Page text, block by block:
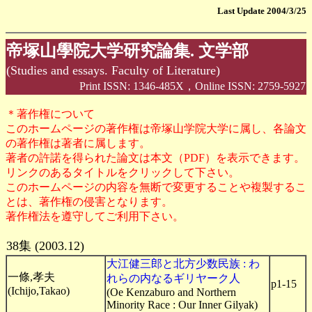
Last Update 2004/3/25
帝塚山學院大学研究論集. 文学部
(Studies and essays. Faculty of Literature)
Print ISSN: 1346-485X，Online ISSN: 2759-5927
＊著作権について
このホームページの著作権は帝塚山学院大学に属し、各論文
の著作権は著者に属します。
著者の許諾を得られた論文は本文（PDF）を表示できます。
リンクのあるタイトルをクリックして下さい。
このホームページの内容を無断で変更することや複製するこ
とは、著作権の侵害となります。
著作権法を遵守してご利用下さい。
38集 (2003.12)
一條,孝夫
(Ichijo,Takao)
大江健三郎と北方少数民族 : わ
れらの内なるギリヤーク人
(Oe Kenzaburo and Northern
Minority Race : Our Inner Gilyak)
p1-15